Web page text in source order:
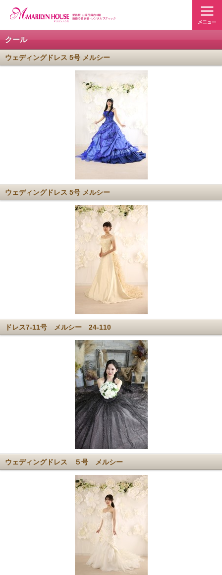
クール
ウェディングドレス 5号 メルシー
ウェディングドレス 5号 メルシー
ドレス7-11号 メルシー 24-110
ウェディングドレス ５号 メルシー